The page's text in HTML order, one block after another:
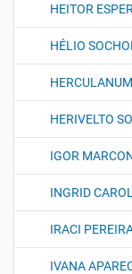
HEITOR
HÉLIO
HERIVELTO
IGOR
INGRID
IRACI
IVANA